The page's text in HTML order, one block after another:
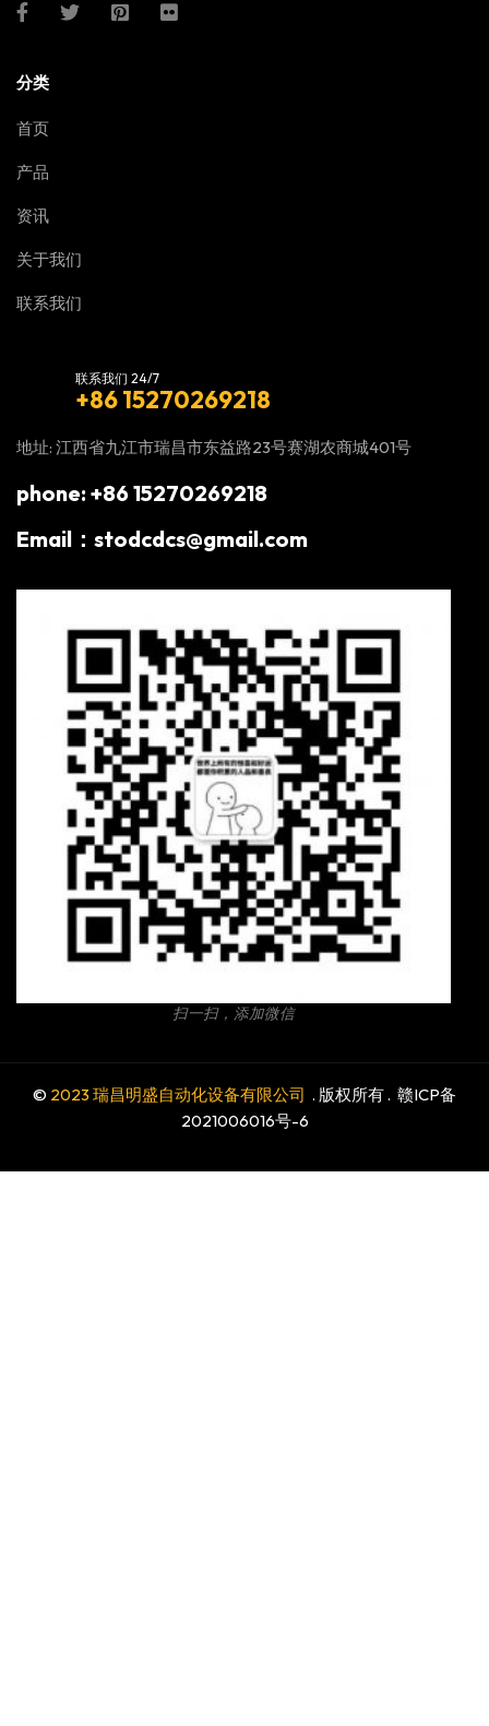
分类
首页
产品
资讯
关于我们
联系我们
联系我们 24/7
+86 15270269218
地址: 江西省九江市瑞昌市东益路23号赛湖农商城401号
phone: +86 15270269218
Email：stodcdcs@gmail.com
扫一扫，添加微信
© 2023 瑞昌明盛自动化设备有限公司 . 版权所有 . 赣ICP备
2021006016号-6